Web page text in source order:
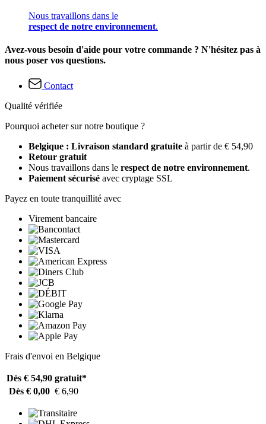
Nous travaillons dans le
respect de notre environnement.
Avez-vous besoin d'aide pour votre commande ? N'hésitez pas à
nous poser vos questions.
Contact
Qualité vérifiée
Pourquoi acheter sur notre boutique ?
Belgique : Livraison standard gratuite à partir de € 54,90
Retour gratuit
Nous travaillons dans le respect de notre environnement.
Paiement sécurisé avec cryptage SSL
Payez en toute tranquillité avec
Virement bancaire
Frais d'envoi en Belgique
Dès € 54,90 gratuit*
Dès € 0,00 € 6,90